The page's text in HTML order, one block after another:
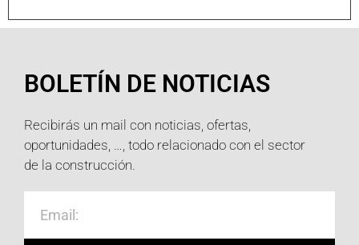
BOLETÍN DE NOTICIAS
Recibirás un mail con noticias, ofertas,
oportunidades, …, todo relacionado con el sector
de la construcción.